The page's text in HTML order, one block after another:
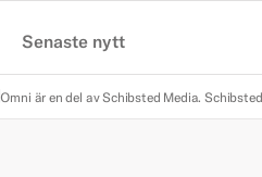
Senaste nytt
Omni är en del av Schibsted Media.